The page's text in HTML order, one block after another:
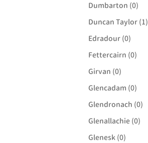
Dumbarton (0)
Duncan Taylor (1)
Edradour (0)
Fettercairn (0)
Girvan (0)
Glencadam (0)
Glendronach (0)
Glenallachie (0)
Glenesk (0)